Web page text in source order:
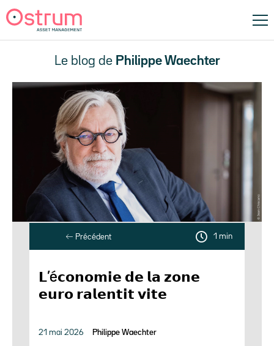
Le blog de Philippe Waechter
Précédent 1 min
𝗟’é𝗰𝗼𝗻𝗼𝗺𝗶𝗲 𝗱𝗲 𝗹𝗮 𝘇𝗼𝗻𝗲
𝗲𝘂𝗿𝗼 𝗿𝗮𝗹𝗲𝗻𝘁𝗶𝘁 𝘃𝗶𝘁𝗲
21 mai 2026 Philippe Waechter